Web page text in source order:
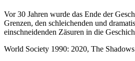
Vor 30 Jahren wurde das Ende der
Grenzen, den schleichenden und
einschneidenden Zäsuren in die
World Society 1990: 2020, The